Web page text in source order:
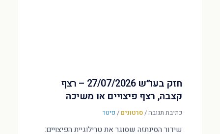
חזק בעו״ש 27/07/2026 – רצף
קצבה, רצף פיצויים או משיכה
כתיבת תגובה/סרטונים / פיטר
שידור הסינתזה שסוגר את טרילוגיית הפיצויים: